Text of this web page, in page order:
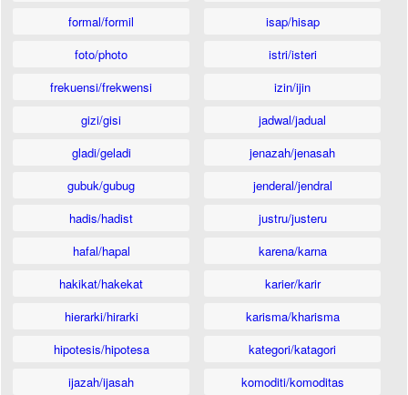
formal/formil
foto/photo
frekuensi/frekwensi
gizi/gisi
gladi/geladi
gubuk/gubug
hadis/hadist
hafal/hapal
hakikat/hakekat
hierarki/hirarki
hipotesis/hipotesa
ijazah/ijasah
isap/hisap
istri/isteri
izin/ijin
jadwal/jadual
jenazah/jenasah
jenderal/jendral
justru/justeru
karena/karna
karier/karir
karisma/kharisma
kategori/katagori
komoditi/komoditas